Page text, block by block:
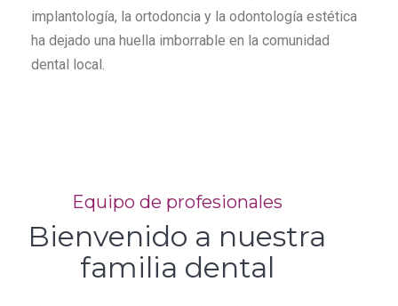
implantología, la ortodoncia y la odontología estética
ha dejado una huella imborrable en la comunidad
dental local.
Equipo de profesionales
Bienvenido a nuestra
familia dental